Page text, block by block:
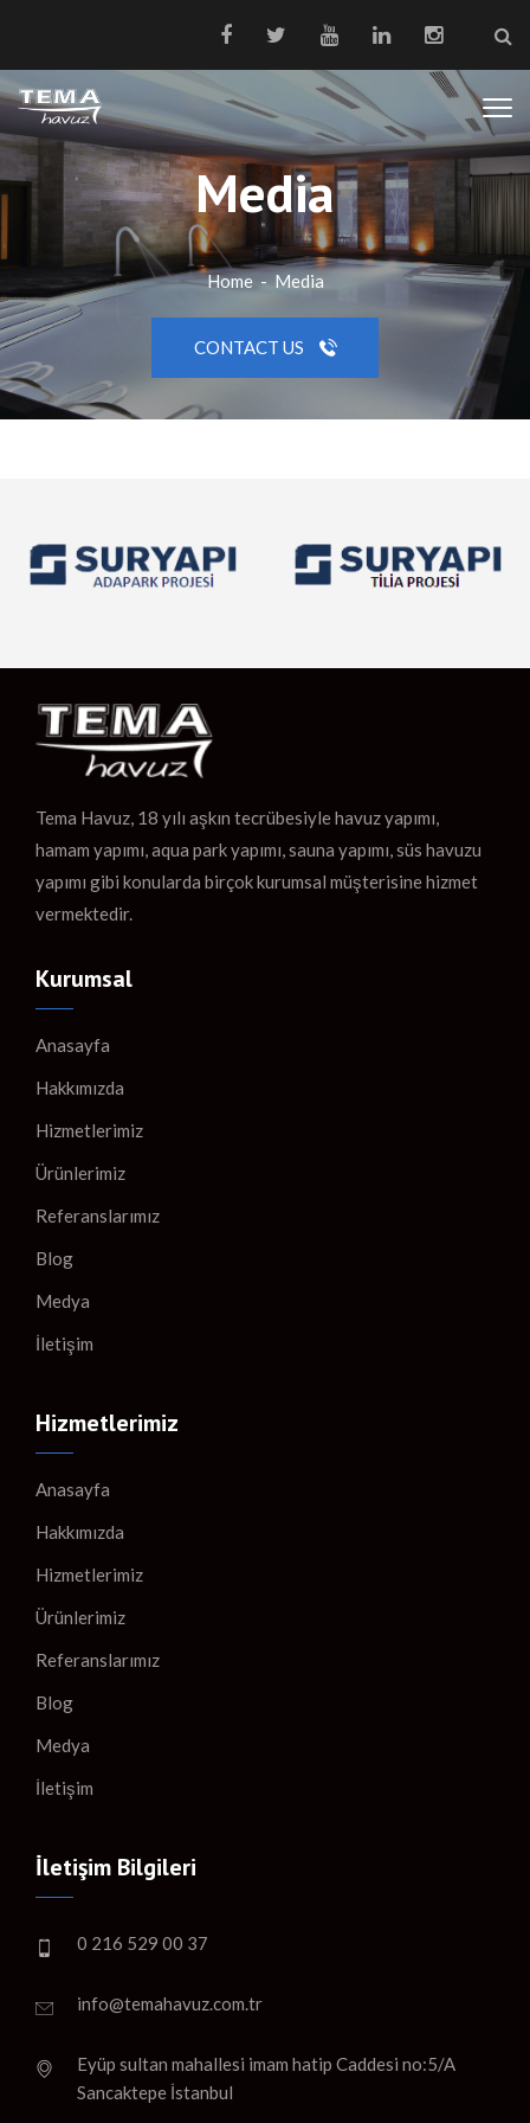
Media
Home - Media
CONTACT US
Tema Havuz, 18 yılı aşkın tecrübesiyle havuz yapımı,
hamam yapımı, aqua park yapımı, sauna yapımı, süs havuzu
yapımı gibi konularda birçok kurumsal müşterisine hizmet
vermektedir.
Kurumsal
Anasayfa
Hakkımızda
Hizmetlerimiz
Ürünlerimiz
Referanslarımız
Blog
Medya
İletişim
Hizmetlerimiz
Anasayfa
Hakkımızda
Hizmetlerimiz
Ürünlerimiz
Referanslarımız
Blog
Medya
İletişim
İletişim Bilgileri
0 216 529 00 37
info@temahavuz.com.tr
Eyüp sultan mahallesi imam hatip Caddesi no:5/A
Sancaktepe İstanbul